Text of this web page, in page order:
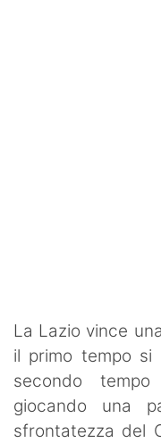
La Lazio vince
il primo tempo si
secondo
giocando una
sfrontatezza del